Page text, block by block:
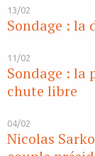
13/02
Sondage : la
11/02
Sondage : la
chute libre
04/02
Nicolas